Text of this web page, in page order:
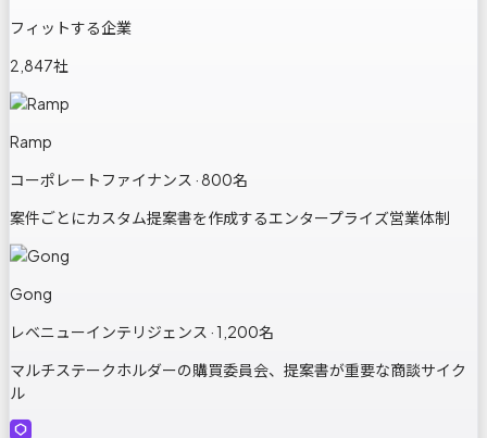
フィットする企業
2,847社
Ramp
コーポレートファイナンス · 800名
案件ごとにカスタム提案書を作成するエンタープライズ営業体制
Gong
レベニューインテリジェンス · 1,200名
マルチステークホルダーの購買委員会、提案書が重要な商談サイク
ル